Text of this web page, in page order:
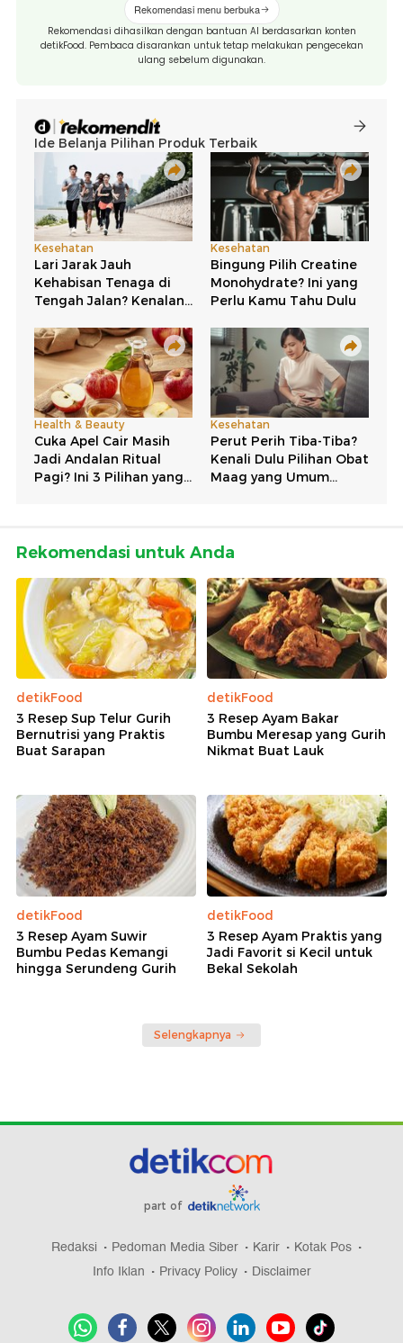
Rekomendasi menu berbuka
Rekomendasi dihasilkan dengan bantuan AI berdasarkan konten
detikFood. Pembaca disarankan untuk tetap melakukan pengecekan
ulang sebelum digunakan.
Rekomendasi untuk Anda
detikFood
3 Resep Sup Telur Gurih
Bernutrisi yang Praktis
Buat Sarapan
detikFood
3 Resep Ayam Bakar
Bumbu Meresap yang Gurih
Nikmat Buat Lauk
detikFood
3 Resep Ayam Suwir
Bumbu Pedas Kemangi
hingga Serundeng Gurih
detikFood
3 Resep Ayam Praktis yang
Jadi Favorit si Kecil untuk
Bekal Sekolah
Selengkapnya
part of
Redaksi Pedoman Media Siber Karir
Kotak Pos
Info Iklan
Privacy Policy Disclaimer